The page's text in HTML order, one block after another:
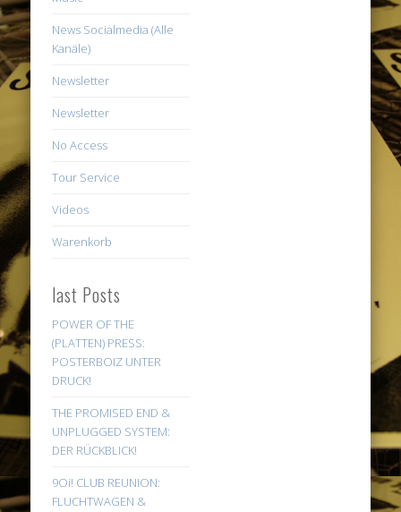
News Socialmedia (Alle
Kanäle)
Newsletter
Newsletter
No Access
Tour Service
Videos
Warenkorb
last Posts
POWER OF THE
(PLATTEN) PRESS:
POSTERBOIZ UNTER
DRUCK!
THE PROMISED END &
UNPLUGGED SYSTEM:
DER RÜCKBLICK!
9Oi! CLUB REUNION:
FLUCHTWAGEN &